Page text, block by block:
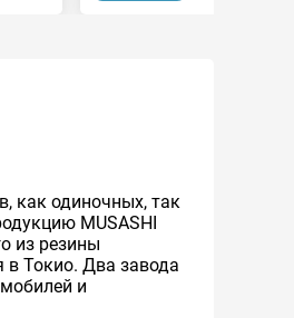
как одиночных, так
MUSASHI
из резины
в Токио. Два завода
и